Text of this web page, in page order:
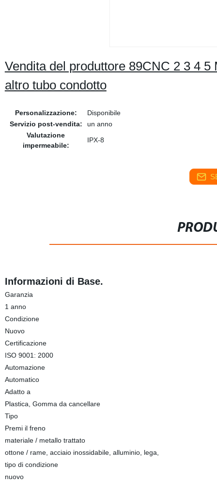
Vendita del produttore 89CNC 2 3 4
altro tubo condotto
Personalizzazione:
Disponibile
Servizio post-vendita:
un anno
Valutazione
impermeabile:
IPX-8
Informazioni di Base.
Garanzia
1 anno
Condizione
Nuovo
Certificazione
ISO 9001: 2000
Automazione
Automatico
Adatto a
Plastica, Gomma da cancellare
Tipo
Premi il freno
materiale / metallo trattato
ottone / rame, acciaio inossidabile, alluminio, lega,
tipo di condizione
nuovo